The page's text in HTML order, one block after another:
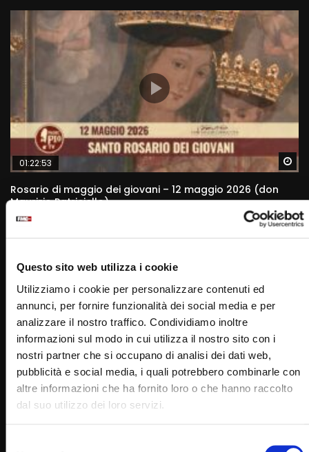
Questo sito web utilizza i cookie
Utilizziamo i cookie per personalizzare contenuti ed
annunci, per fornire funzionalità dei social media e per
analizzare il nostro traffico. Condividiamo inoltre
informazioni sul modo in cui utilizza il nostro sito con i
nostri partner che si occupano di analisi dei dati web,
pubblicità e social media, i quali potrebbero combinarle con
altre informazioni che ha fornito loro o che hanno raccolto
dal suo utilizzo dei loro servizi.
01:22:53
Rosario di maggio dei giovani – 12 maggio 2026 (don
Maurizio Patriciello)
SIMONA MARMORINO
0
5.8K 523 0
01:11:46